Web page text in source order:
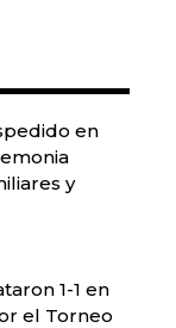
en
y
1-1 en
el Torneo